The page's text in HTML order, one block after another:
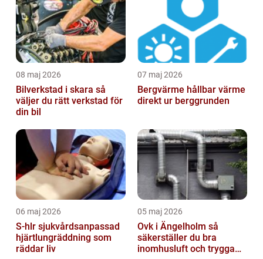
08 maj 2026
Bilverkstad i skara så
väljer du rätt verkstad för
din bil
07 maj 2026
Bergvärme hållbar värme
direkt ur berggrunden
06 maj 2026
S-hlr sjukvårdsanpassad
hjärtlungräddning som
räddar liv
05 maj 2026
Ovk i Ängelholm så
säkerställer du bra
inomhusluft och trygga